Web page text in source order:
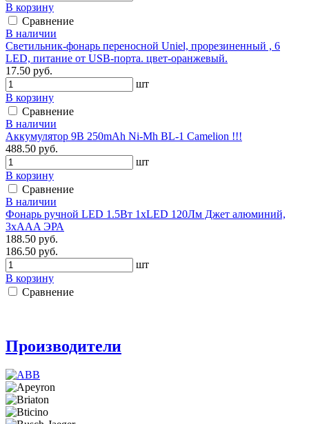
В корзину
Сравнение
В наличии
Светильник-фонарь переносной Uniel, прорезиненный , 6
LED, питание от USB-порта. цвет-оранжевый.
17.50 руб.
шт
В корзину
Сравнение
В наличии
Аккумулятор 9В 250mAh Ni-Mh BL-1 Camelion !!!
488.50 руб.
шт
В корзину
Сравнение
В наличии
Фонарь ручной LED 1.5Вт 1хLED 120Лм Джет алюминий,
3xAАA ЭРА
188.50 руб.
186.50 руб.
шт
В корзину
Сравнение
Производители